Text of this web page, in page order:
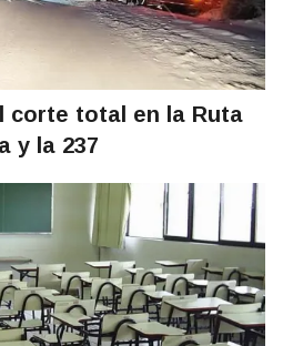
corte total en la Ruta
y la 237